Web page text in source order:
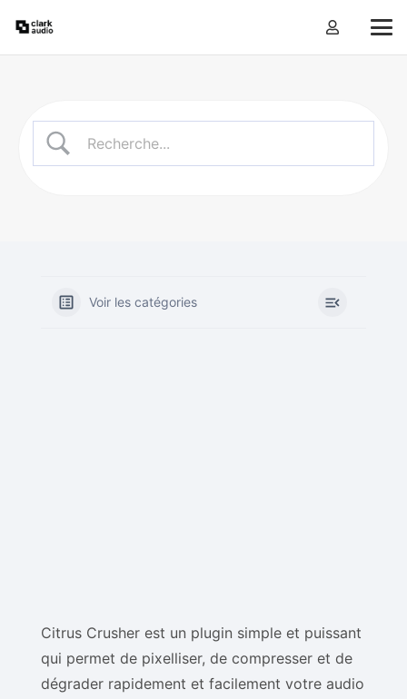
Voir les catégories
Citrus Crusher est un plugin simple et puissant
qui permet de pixelliser, de compresser et de
dégrader rapidement et facilement votre audio